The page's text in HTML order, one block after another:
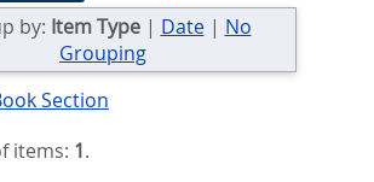
by: Item Type| Date| No
Grouping
Section
items: 1.